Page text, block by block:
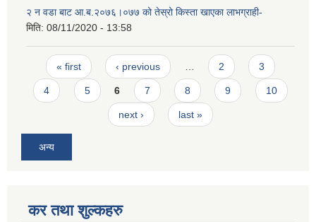
२ न‌ वडा बाट आ.ब.२०७६।०७७ को तेस्रो किस्ता खाएका लाभग्राही-
मिति: 08/11/2020 - 13:58
Pages
« first ‹ previous 2 3
4 5 6 7 8 9 10
next › last »
अन्य
कर तथा शुल्कहरु